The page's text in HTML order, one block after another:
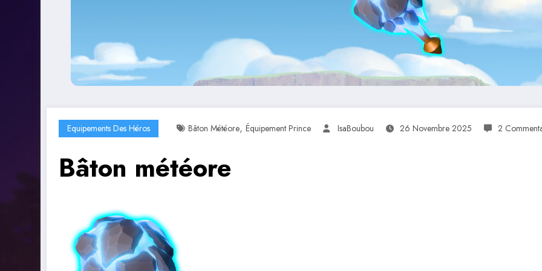
Equipements Des Héros Bâton Météore, Équipement Prince IsaBoubou 26 Novembre 2025 2
Bâton météore